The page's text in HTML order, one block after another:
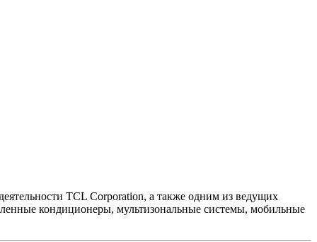
TCL Corporation, а также одним из ведущих
кондиционеры, мультизональные системы, мобильные